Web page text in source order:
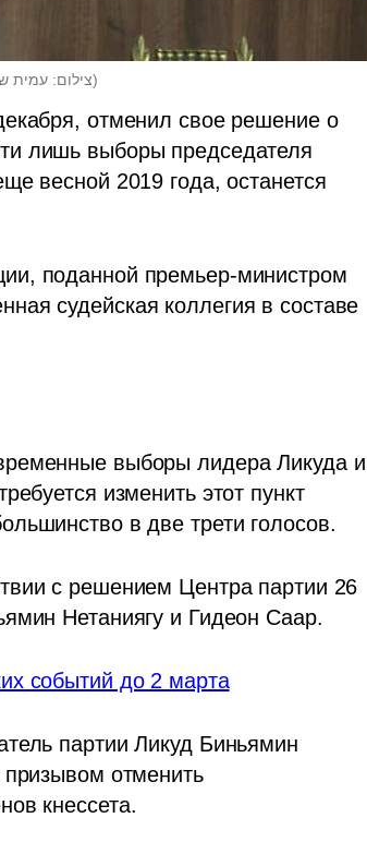
צילום: עמית)
отменил свое решение о
лишь выборы председателя
весной 2019 года, останется
поданной премьер-министром
судейская коллегия в составе
выборы лидера Ликуда и
изменить этот пункт
в две трети голосов.
с решением Центра партии 26
Нетаниягу и Гидеон Саар.
событий до 2 марта
партии Ликуд Биньямин
призывом отменить
кнессета.